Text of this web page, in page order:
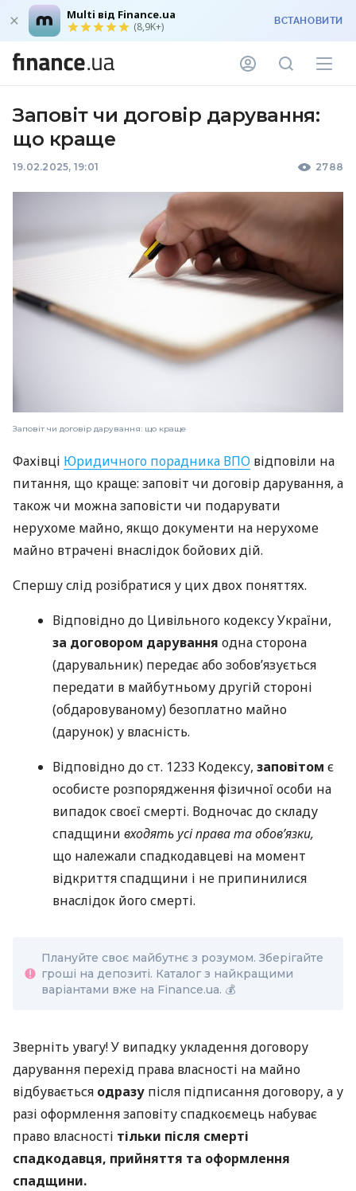
Multi від Finance.ua
(8,9K+) ВСТАНОВИТИ
Заповіт чи договір дарування:
що краще
19.02.2025, 19:01 2788
Заповіт чи договір дарування: що краще
Фахівці Юридичного порадника ВПО відповіли на
питання, що краще: заповіт чи договір дарування, а
також чи можна заповісти чи подарувати
нерухоме майно, якщо документи на нерухоме
майно втрачені внаслідок бойових дій.
Спершу слід розібратися у цих двох поняттях.
Відповідно до Цивільного кодексу України,
за договором дарування одна сторона
(дарувальник) передає або зобов’язується
передати в майбутньому другій стороні
(обдаровуваному) безоплатно майно
(дарунок) у власність.
Відповідно до ст. 1233 Кодексу, заповітом є
особисте розпорядження фізичної особи на
випадок своєї смерті. Водночас до складу
спадщини входять усі права та обов’язки,
що належали спадкодавцеві на момент
відкриття спадщини і не припинилися
внаслідок його смерті.
Плануйте своє майбутнє з розумом. Зберігайте
гроші на депозиті. Каталог з найкращими
варіантами вже на Finance.ua. 💰
Зверніть увагу! У випадку укладення договору
дарування перехід права власності на майно
відбувається одразу після підписання договору, а у
разі оформлення заповіту спадкоємець набуває
право власності тільки після смерті
спадкодавця, прийняття та оформлення
спадщини.